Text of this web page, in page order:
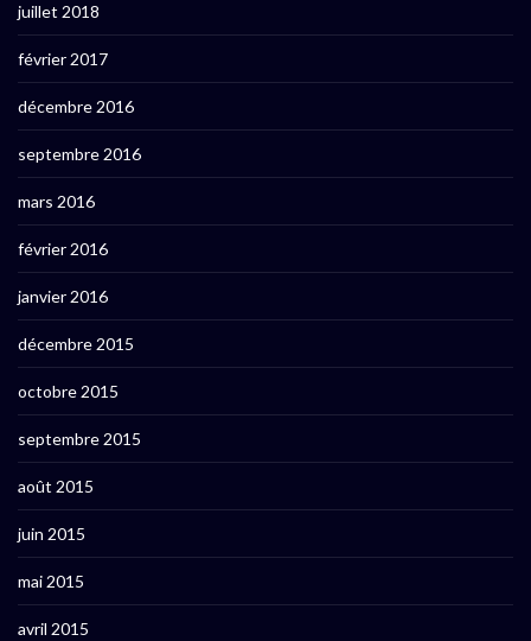
juillet 2018
février 2017
décembre 2016
septembre 2016
mars 2016
février 2016
janvier 2016
décembre 2015
octobre 2015
septembre 2015
août 2015
juin 2015
mai 2015
avril 2015